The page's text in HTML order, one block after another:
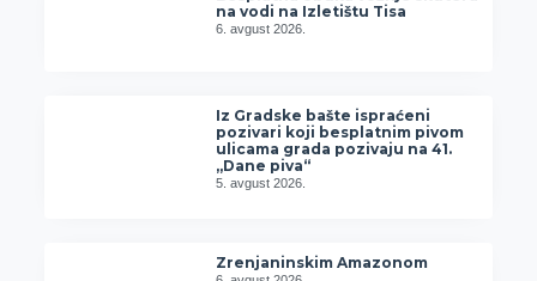
na vodi na Izletištu Tisa
6. avgust 2026.
Iz Gradske bašte ispraćeni
pozivari koji besplatnim pivom
ulicama grada pozivaju na 41.
„Dane piva“
5. avgust 2026.
Zrenjaninskim Amazonom